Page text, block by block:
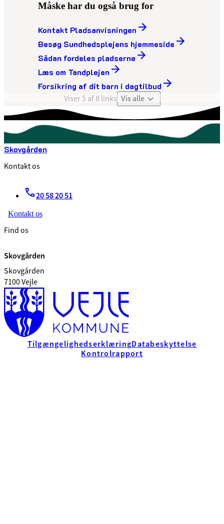
Måske har du også brug for
Kontakt Pladsanvisningen
Besøg Sundhedsplejens hjemmeside
Sådan fordeles pladserne
Læs om Tandplejen
Forsikring af dit barn i dagtilbud
Viser 5 af 8 links Vis alle
Skovgården
Kontakt os
20 58 20 51
Kontakt os
Find os
Skovgården
Skovgården
7100 Vejle
TilgængelighedserklæringDatabeskyttelse
Kontrolrapport